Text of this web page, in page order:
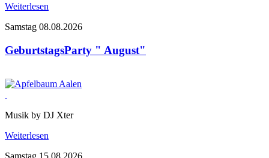
Weiterlesen
Samstag 08.08.2026
GeburtstagsParty " August"
Musik by DJ Xter
Weiterlesen